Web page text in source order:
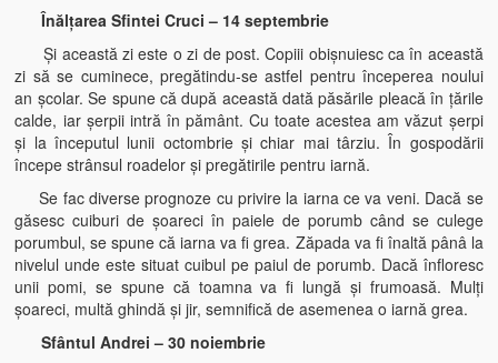
Înălţarea Sfintei Cruci – 14 septembrie
Şi această zi este o zi de post. Copiii obişnuiesc ca în această
zi să se cuminece, pregătindu-se astfel pentru începerea noului
an şcolar. Se spune că după această dată păsările pleacă în ţările
calde, iar şerpii intră în pământ. Cu toate acestea am văzut şerpi
şi la începutul lunii octombrie şi chiar mai târziu. În gospodării
începe strânsul roadelor şi pregătirile pentru iarnă.
Se fac diverse prognoze cu privire la iarna ce va veni. Dacă se
găsesc cuiburi de şoareci în paiele de porumb când se culege
porumbul, se spune că iarna va fi grea. Zăpada va fi înaltă pânâ la
nivelul unde este situat cuibul pe paiul de porumb. Dacă înfloresc
unii pomi, se spune că toamna va fi lungă şi frumoasă. Mulţi
şoareci, multă ghindă şi jir, semnifică de asemenea o iarnă grea.
Sfântul Andrei – 30 noiembrie